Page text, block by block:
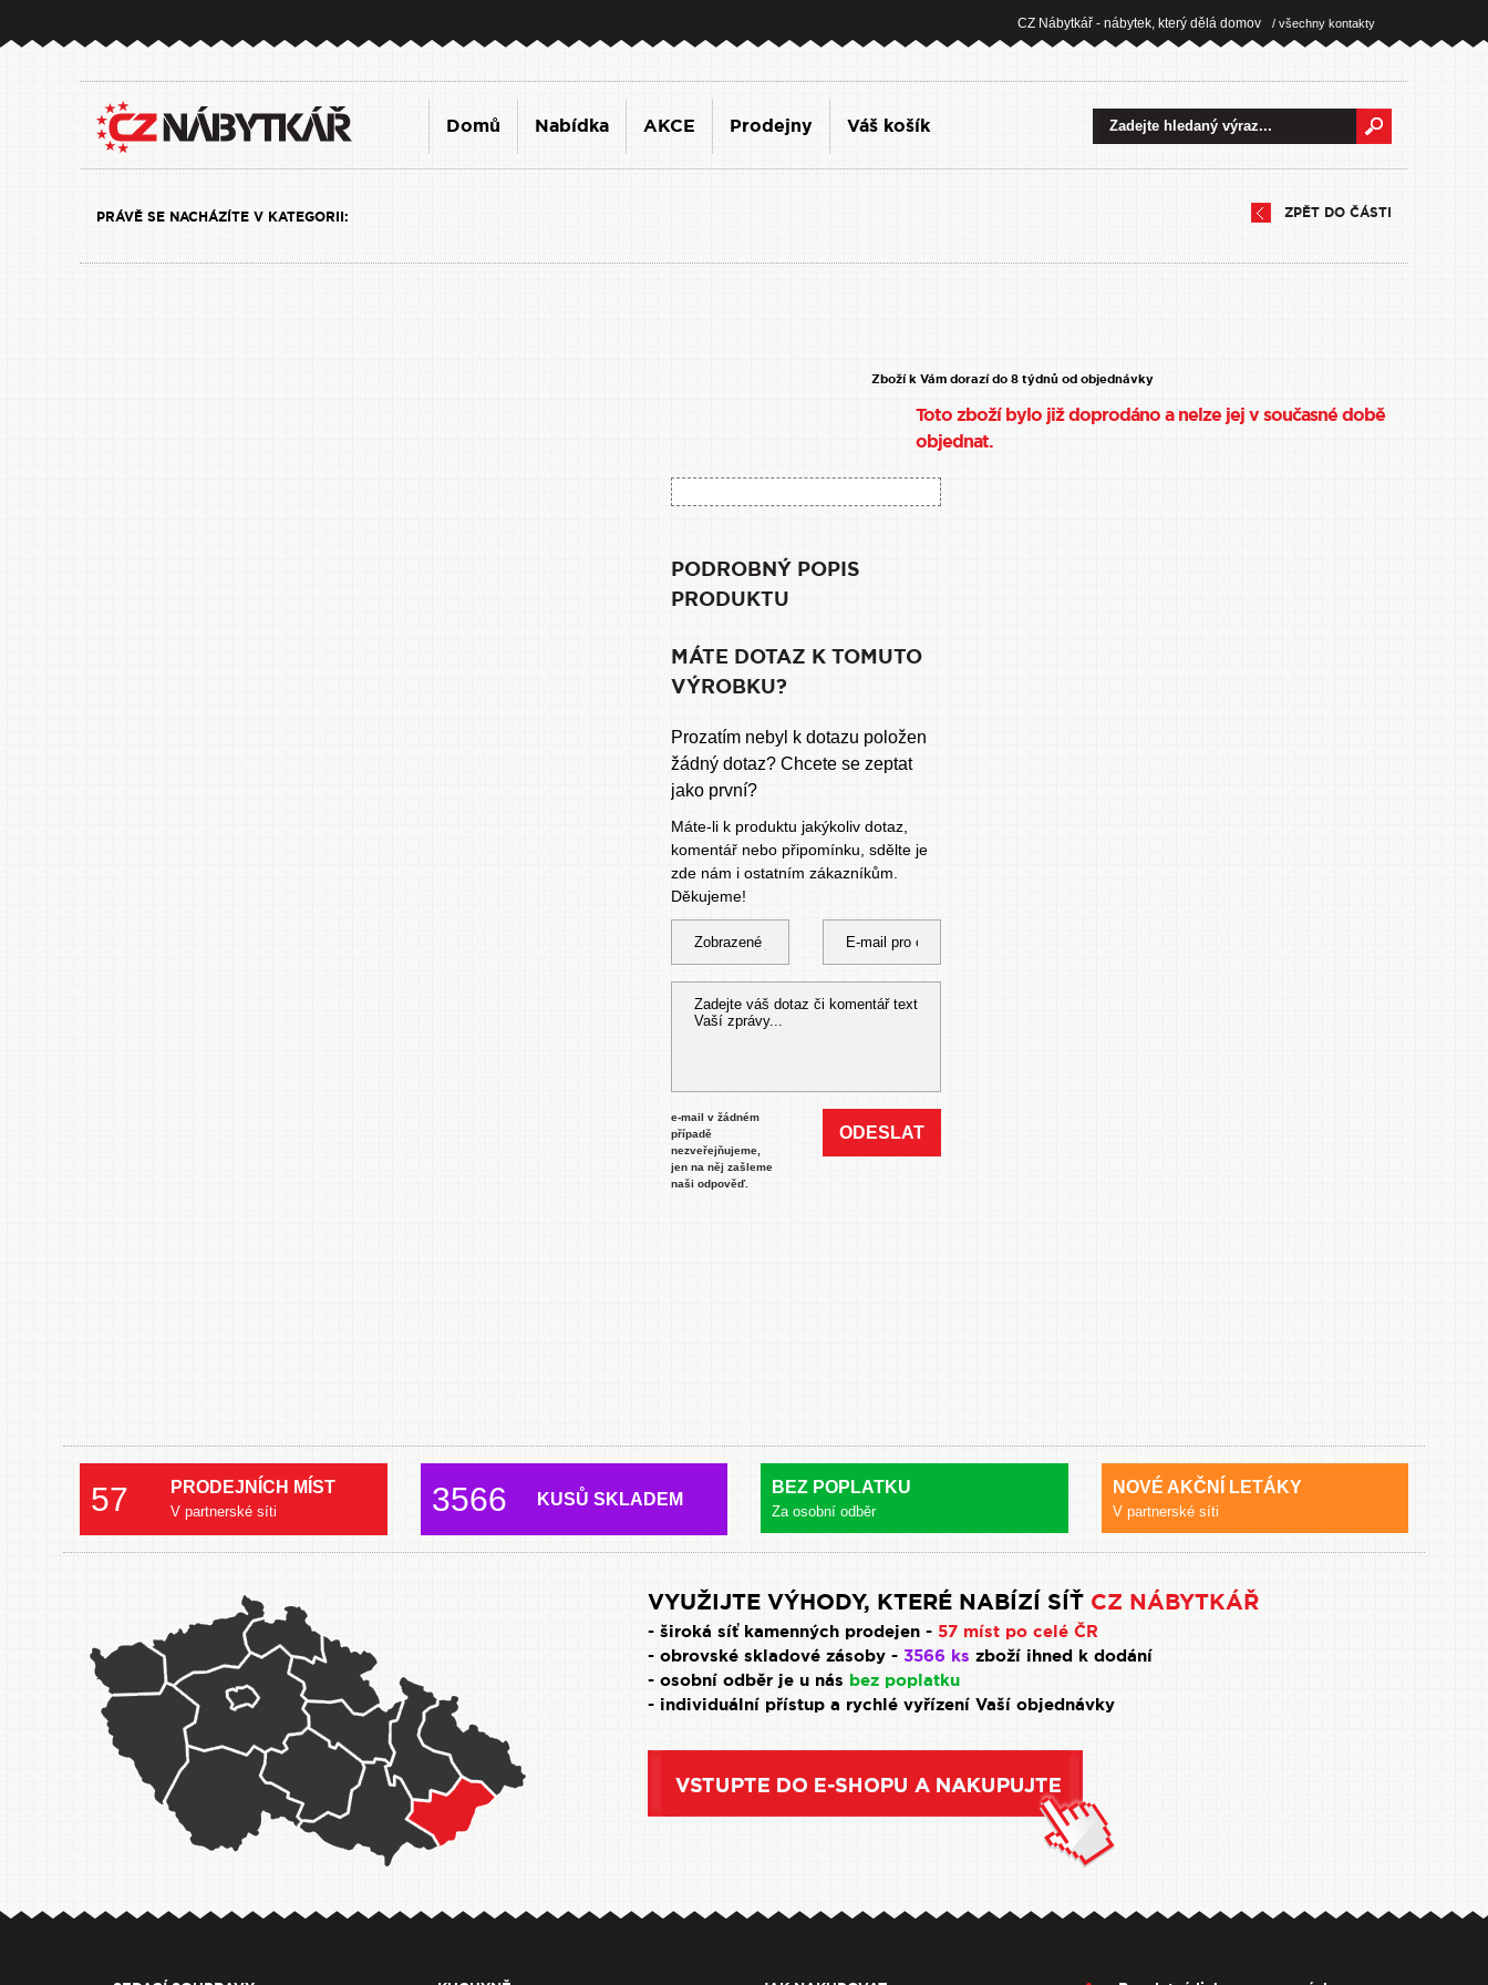
/ všechny kontakty
CZ Nábytkář - nábytek, který dělá domov
Domů Nabídka AKCE Prodejny Váš košík
PRÁVĚ SE NACHÁZÍTE V KATEGORII: ZPĚT DO ČÁSTI
Zboží k Vám dorazí do 8 týdnů od objednávky
Toto zboží bylo již doprodáno a nelze jej v současné době
objednat.
PODROBNÝ POPIS
PRODUKTU
MÁTE DOTAZ K TOMUTO
VÝROBKU?
Prozatím nebyl k dotazu položen
žádný dotaz? Chcete se zeptat
jako první?
Máte-li k produktu jakýkoliv dotaz,
komentář nebo připomínku, sdělte je
zde nám i ostatním zákazníkům.
Děkujeme!
e-mail v žádném
případě
nezveřejňujeme,
jen na něj zašleme
naši odpověď.
ODESLAT
57 PRODEJNÍCH MÍST
V partnerské síti 3566 KUSŮ SKLADEM
BEZ POPLATKU
Za osobní odběr
NOVÉ AKČNÍ LETÁKY
V partnerské síti
VYUŽIJTE VÝHODY, KTERÉ NABÍZÍ SÍŤ CZ NÁBYTKÁŘ
- široká síť kamenných prodejen - 57 míst po celé ČR
- obrovské skladové zásoby - 3566 ks zboží ihned k dodání
- osobní odběr je u nás bez poplatku
- individuální přístup a rychlé vyřízení Vaší objednávky